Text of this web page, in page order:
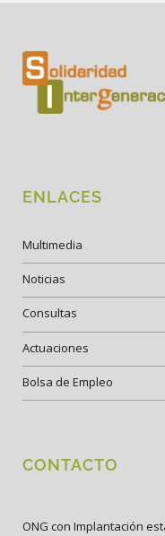
ENLACES
Multimedia
Noticias
Consultas
Actuaciones
Bolsa de Empleo
CONTACTO
ONG con Implantación